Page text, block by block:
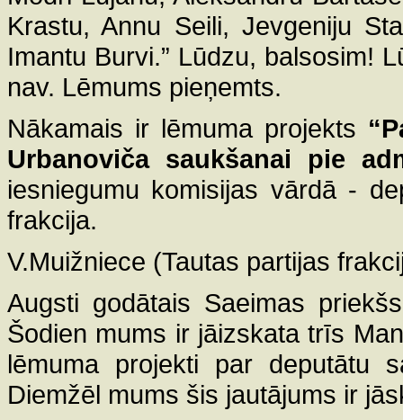
Krastu, Annu Seili, Jevgeniju
Imantu Burvi.” Lūdzu, balsosim!
nav. Lēmums pieņemts.
Nākamais ir lēmuma projekts
Urbanoviča saukšanai pie
iesniegumu komisijas vārdā -
frakcija.
V.Muižniece (Tautas partijas
Augsti godātais Saeimas
Šodien mums ir jāizskata trīs
lēmuma projekti par deputātu
Diemžēl mums šis jautājums ir